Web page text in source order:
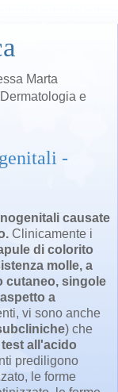
Marta
e
-
causate
Clinicamente i
di colorito
molle, a
cutaneo, singole
a
vi sono anche
) che
test all'acido
prediligono
le forme